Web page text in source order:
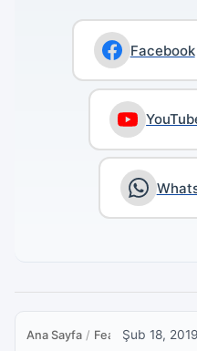
Facebook
Ana Sayfa / FeaturedŞub 18, 2019